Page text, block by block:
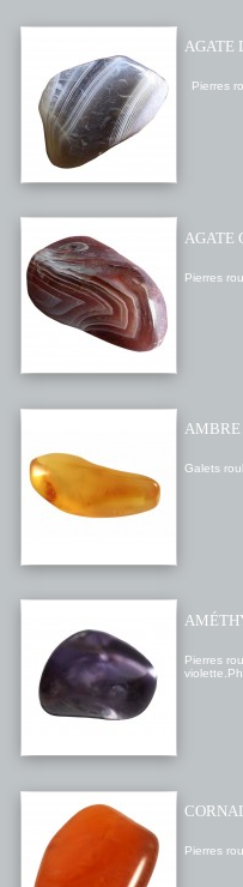
AGATE
Pierres
AGATE
Pierres
AMBRE
Galets
Pierres
Pierres